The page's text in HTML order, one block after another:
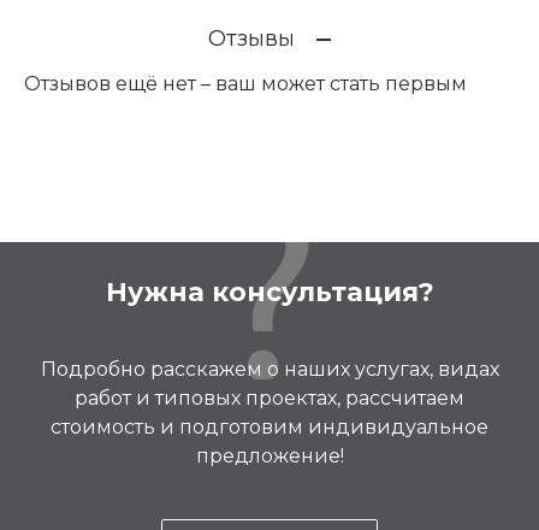
Отзывы
Отзывов ещё нет – ваш может стать первым
Нужна консультация?
Подробно расскажем о наших услугах, видах
работ и типовых проектах, рассчитаем
стоимость и подготовим индивидуальное
предложение!